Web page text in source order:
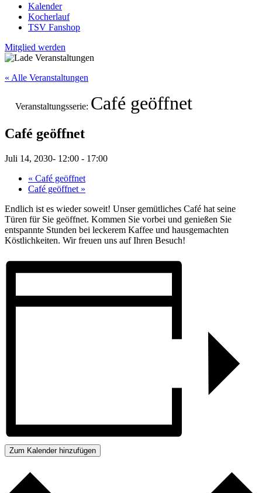
Kalender
Kocherlauf
TSV Fanshop
Mitglied werden
« Alle Veranstaltungen
Veranstaltungsserie: Café geöffnet
Café geöffnet
Juli 14, 2030- 12:00 - 17:00
« Café geöffnet
Café geöffnet »
Endlich ist es wieder soweit! Unser gemütliches Café hat seine
Türen für Sie geöffnet. Kommen Sie vorbei und genießen Sie
entspannte Stunden bei leckerem Kaffee und hausgemachten
Köstlichkeiten. Wir freuen uns auf Ihren Besuch!
Zum Kalender hinzufügen